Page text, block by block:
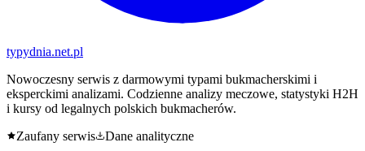
typydnia.net.pl
Nowoczesny serwis z darmowymi typami bukmacherskimi i
eksperckimi analizami. Codzienne analizy meczowe, statystyki H2H
i kursy od legalnych polskich bukmacherów.
Zaufany serwis
Dane analityczne